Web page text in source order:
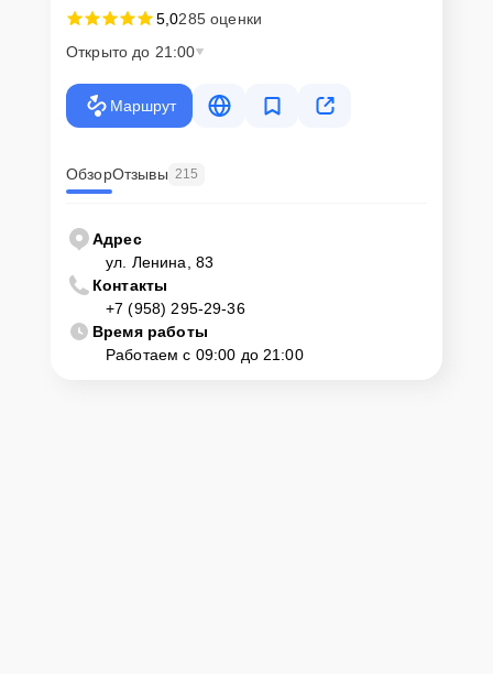
5,0285 оценки
Открыто до 21:00
Маршрут
ОбзорОтзывы 215
Адрес
ул. Ленина, 83
Контакты
+7 (958) 295-29-36
Время работы
Работаем с 09:00 до 21:00